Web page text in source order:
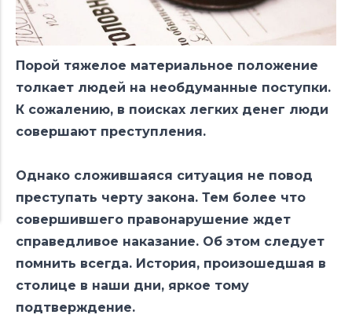
Порой тяжелое материальное положение
толкает людей на необдуманные поступки.
К сожалению, в поисках легких денег люди
совершают преступления.
Однако сложившаяся ситуация не повод
преступать черту закона. Тем более что
совершившего правонарушение ждет
справедливое наказание. Об этом следует
помнить всегда. История, произошедшая в
столице в наши дни, яркое тому
подтверждение.